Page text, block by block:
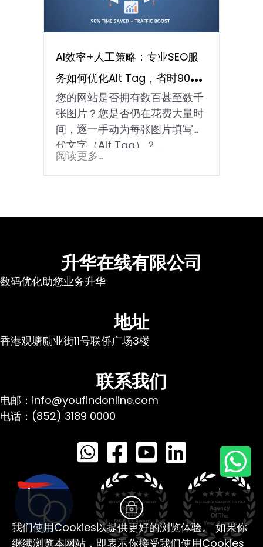
AI效率+人工策略：专业SEO服
务如何优化Alt Tag，省时90%
并提升搜索流量
您的网站是否拥有数百甚至数千
张图片？您是否仍在花费大量时
间，逐一手动为每张图片填写替
代文字（Alt Tag）？…
阅读更多...
升华在线有限公司
数码优化助您业务升华
地址
香港观塘励业街11号联侨广场3楼
联系我们
电邮：info@youfindonline.com
电话：(852) 3189 0000
我们使用Cookies以提供更好的浏览体验。 如果你
继续浏览本网站，即表示你接受我们使用Cookies